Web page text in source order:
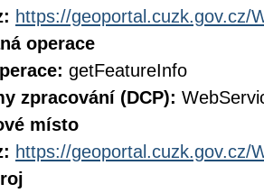
https://geoportal.cuzk.gov.cz/
operace
getFeatureInfo
zpracování (DCP):
místo
https://geoportal.cuzk.gov.cz/